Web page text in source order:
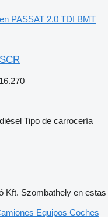
PASSAT 2.0 TDI BMT
diésel Tipo de carrocería
Kft. Szombathely en estas
Equipos Coches